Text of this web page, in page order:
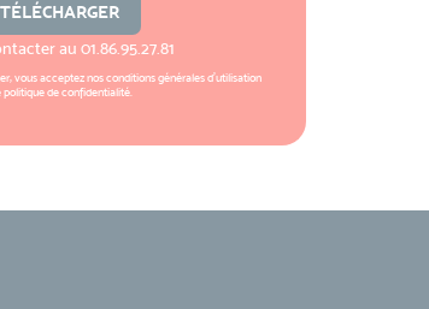
TÉLÉCHARGER
au 01.86.95.27.81
vous acceptez nosconditions générales d'utilisation
politique de confidentialité.